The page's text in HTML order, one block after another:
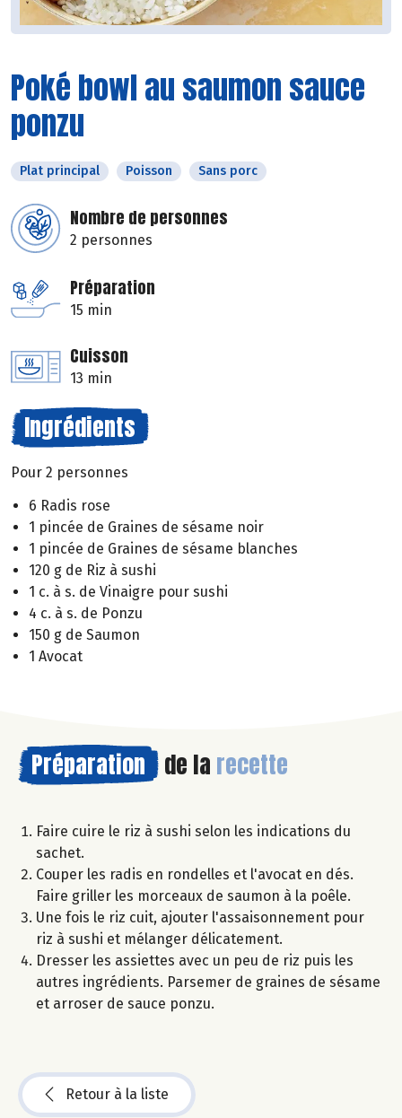
Poké bowl au saumon sauce
ponzu
Plat principal Poisson Sans porc
Nombre de personnes
2 personnes
Préparation
15 min
Cuisson
13 min
Ingrédients
Pour 2 personnes
6 Radis rose
1 pincée de Graines de sésame noir
1 pincée de Graines de sésame blanches
120 g de Riz à sushi
1 c. à s. de Vinaigre pour sushi
4 c. à s. de Ponzu
150 g de Saumon
1 Avocat
Préparation de la recette
Faire cuire le riz à sushi selon les indications du
sachet.
Couper les radis en rondelles et l'avocat en dés.
Faire griller les morceaux de saumon à la poêle.
Une fois le riz cuit, ajouter l'assaisonnement pour
riz à sushi et mélanger délicatement.
Dresser les assiettes avec un peu de riz puis les
autres ingrédients. Parsemer de graines de sésame
et arroser de sauce ponzu.
Retour à la liste